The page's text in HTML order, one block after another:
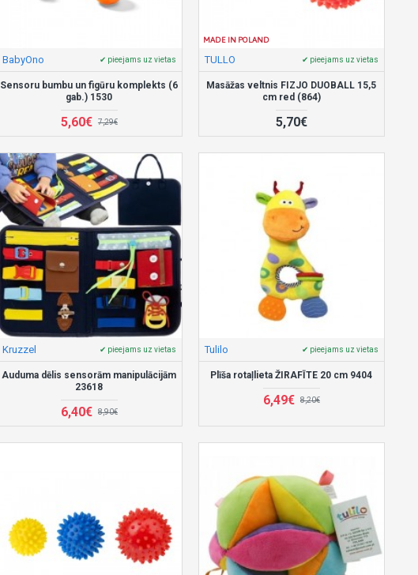
BabyOno ✔ pieejams uz vietas
Sensoru bumbu un figūru komplekts (6
gab.) 1530
5,60€ 7,29€
MADE IN POLAND
TULLO ✔ pieejams uz vietas
Masāžas veltnis FIZJO DUOBALL 15,5
cm red (864)
5,70€
Kruzzel ✔ pieejams uz vietas
Auduma dēlis sensorām manipulācijām
23618
6,40€ 8,90€
Tulilo ✔ pieejams uz vietas
Plīša rotaļlieta ŽIRAFĪTE 20 cm 9404
6,49€ 8,20€